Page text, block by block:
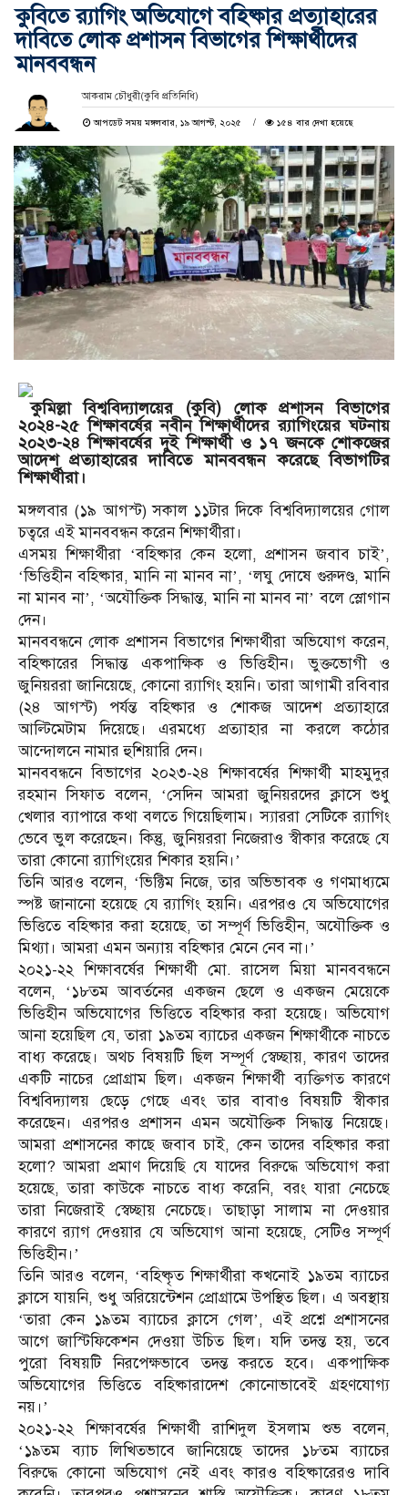
কুবিতে র‍্যাগিং অভিযোগে বহিষ্কার প্রত্যাহারের
দাবিতে লোক প্রশাসন বিভাগের শিক্ষার্থীদের
মানববন্ধন
আকরাম চৌধুরী(কুবি প্রতিনিধি)
আপডেট সময় মঙ্গলবার, ১৯ আগস্ট, ২০২৫ ১৫৪ বার দেখা হয়েছে
কুমিল্লা বিশ্ববিদ্যালয়ের (কুবি) লোক প্রশাসন বিভাগের
২০২৪-২৫ শিক্ষাবর্ষের নবীন শিক্ষার্থীদের র‍্যাগিংয়ের ঘটনায়
২০২৩-২৪ শিক্ষাবর্ষের দুই শিক্ষার্থী ও ১৭ জনকে শোকজের
আদেশ প্রত্যাহারের দাবিতে মানববন্ধন করেছে বিভাগটির
শিক্ষার্থীরা।
মঙ্গলবার (১৯ আগস্ট) সকাল ১১টার দিকে বিশ্ববিদ্যালয়ের গোল
চত্বরে এই মানববন্ধন করেন শিক্ষার্থীরা।
এসময় শিক্ষার্থীরা ‘বহিষ্কার কেন হলো, প্রশাসন জবাব চাই’,
‘ভিত্তিহীন বহিষ্কার, মানি না মানব না’, ‘লঘু দোষে গুরুদণ্ড, মানি
না মানব না’, ‘অযৌক্তিক সিদ্ধান্ত, মানি না মানব না’ বলে স্লোগান
দেন।
মানববন্ধনে লোক প্রশাসন বিভাগের শিক্ষার্থীরা অভিযোগ করেন,
বহিষ্কারের সিদ্ধান্ত একপাক্ষিক ও ভিত্তিহীন। ভুক্তভোগী ও
জুনিয়ররা জানিয়েছে, কোনো র‍্যাগিং হয়নি। তারা আগামী রবিবার
(২৪ আগস্ট) পর্যন্ত বহিষ্কার ও শোকজ আদেশ প্রত্যাহারে
আল্টিমেটাম দিয়েছে। এরমধ্যে প্রত্যাহার না করলে কঠোর
আন্দোলনে নামার হুশিয়ারি দেন।
মানববন্ধনে বিভাগের ২০২৩-২৪ শিক্ষাবর্ষের শিক্ষার্থী মাহমুদুর
রহমান সিফাত বলেন, ‘সেদিন আমরা জুনিয়রদের ক্লাসে শুধু
খেলার ব্যাপারে কথা বলতে গিয়েছিলাম। স্যাররা সেটিকে র‍্যাগিং
ভেবে ভুল করেছেন। কিন্তু, জুনিয়ররা নিজেরাও স্বীকার করেছে যে
তারা কোনো র‍্যাগিংয়ের শিকার হয়নি।’
তিনি আরও বলেন, ‘ভিক্টিম নিজে, তার অভিভাবক ও গণমাধ্যমে
স্পষ্ট জানানো হয়েছে যে র‍্যাগিং হয়নি। এরপরও যে অভিযোগের
ভিত্তিতে বহিষ্কার করা হয়েছে, তা সম্পূর্ণ ভিত্তিহীন, অযৌক্তিক ও
মিথ্যা। আমরা এমন অন্যায় বহিষ্কার মেনে নেব না।’
২০২১-২২ শিক্ষাবর্ষের শিক্ষার্থী মো. রাসেল মিয়া মানববন্ধনে
বলেন, ‘১৮তম আবর্তনের একজন ছেলে ও একজন মেয়েকে
ভিত্তিহীন অভিযোগের ভিত্তিতে বহিষ্কার করা হয়েছে। অভিযোগ
আনা হয়েছিল যে, তারা ১৯তম ব্যাচের একজন শিক্ষার্থীকে নাচতে
বাধ্য করেছে। অথচ বিষয়টি ছিল সম্পূর্ণ স্বেচ্ছায়, কারণ তাদের
একটি নাচের প্রোগ্রাম ছিল। একজন শিক্ষার্থী ব্যক্তিগত কারণে
বিশ্ববিদ্যালয় ছেড়ে গেছে এবং তার বাবাও বিষয়টি স্বীকার
করেছেন। এরপরও প্রশাসন এমন অযৌক্তিক সিদ্ধান্ত নিয়েছে।
আমরা প্রশাসনের কাছে জবাব চাই, কেন তাদের বহিষ্কার করা
হলো? আমরা প্রমাণ দিয়েছি যে যাদের বিরুদ্ধে অভিযোগ করা
হয়েছে, তারা কাউকে নাচতে বাধ্য করেনি, বরং যারা নেচেছে
তারা নিজেরাই স্বেচ্ছায় নেচেছে। তাছাড়া সালাম না দেওয়ার
কারণে র‍্যাগ দেওয়ার যে অভিযোগ আনা হয়েছে, সেটিও সম্পূর্ণ
ভিত্তিহীন।’
তিনি আরও বলেন, ‘বহিষ্কৃত শিক্ষার্থীরা কখনোই ১৯তম ব্যাচের
ক্লাসে যায়নি, শুধু অরিয়েন্টেশন প্রোগ্রামে উপস্থিত ছিল। এ অবস্থায়
‘তারা কেন ১৯তম ব্যাচের ক্লাসে গেল’, এই প্রশ্নে প্রশাসনের
আগে জাস্টিফিকেশন দেওয়া উচিত ছিল। যদি তদন্ত হয়, তবে
পুরো বিষয়টি নিরপেক্ষভাবে তদন্ত করতে হবে। একপাক্ষিক
অভিযোগের ভিত্তিতে বহিষ্কারাদেশ কোনোভাবেই গ্রহণযোগ্য
নয়।’
২০২১-২২ শিক্ষাবর্ষের শিক্ষার্থী রাশিদুল ইসলাম শুভ বলেন,
‘১৯তম ব্যাচ লিখিতভাবে জানিয়েছে তাদের ১৮তম ব্যাচের
বিরুদ্ধে কোনো অভিযোগ নেই এবং কারও বহিষ্কারেরও দাবি